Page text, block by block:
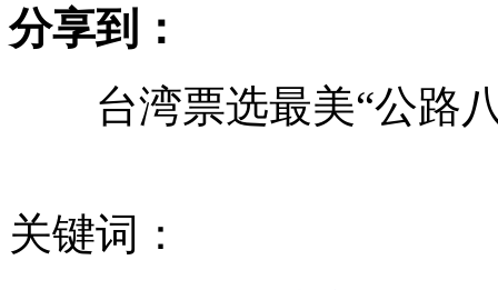
美公司推"月球游"票价每人7亿美元
菲律宾支持日本实现再军事化
分享到：
台湾票选最美“公路八
关键词：